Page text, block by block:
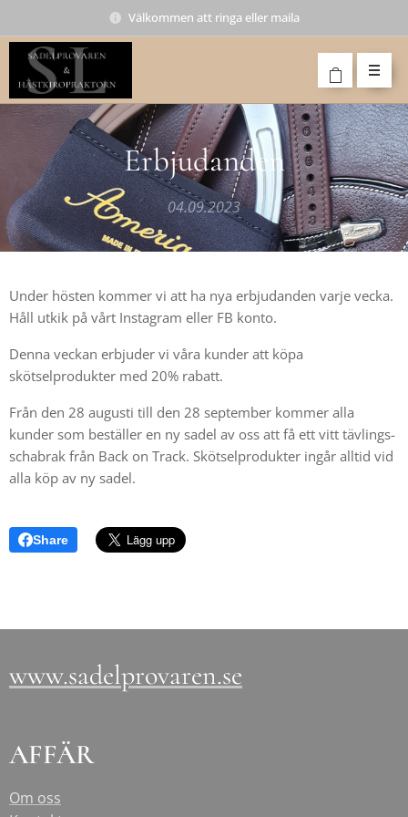
Välkommen att ringa eller maila
Erbjudanden
04.09.2023
Under hösten kommer vi att ha nya erbjudanden varje vecka.
Håll utkik på vårt Instagram eller FB konto.
Denna veckan erbjuder vi våra kunder att köpa
skötselprodukter med 20% rabatt.
Från den 28 augusti till den 28 september kommer alla
kunder som beställer en ny sadel av oss att få ett vitt tävlings-
schabrak från Back on Track. Skötselprodukter ingår alltid vid
alla köp av ny sadel.
Share
www.sadelprovaren.se
AFFÄR
Om oss